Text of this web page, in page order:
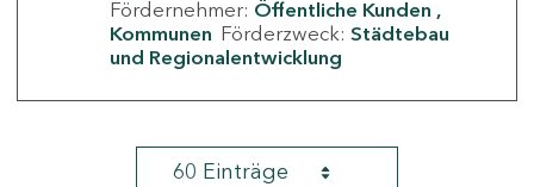
Fördernehmer: Öffentliche Kunden
Kommunen Förderzweck: Städtebau
und Regionalentwicklung
60 Einträge